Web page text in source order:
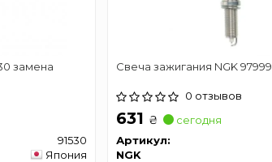
замена
91530
Япония
Свеча зажигания NGK 97999
0 отзывов
631 ₴
сегодня
Артикул:
NGK